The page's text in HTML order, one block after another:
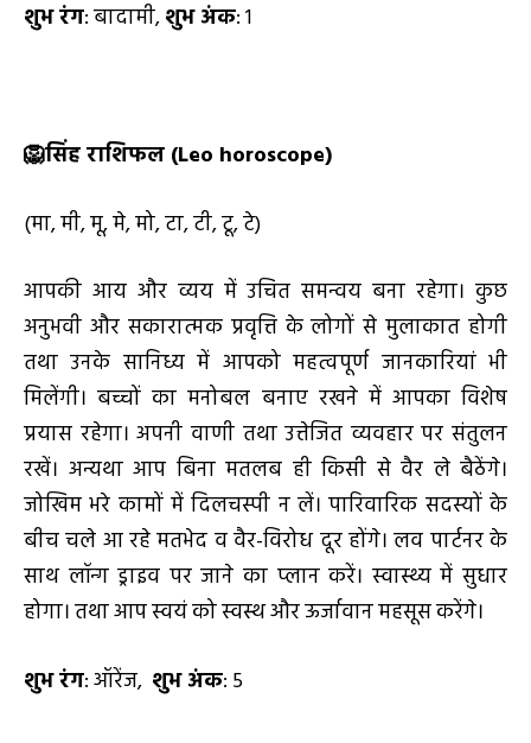
शुभ रंग: बादामी,शुभ अंक: 1
🦁सिंह राशिफल (Leo horoscope)
(मा, मी, मू, मे, मो, टा, टी, टू, टे)
आपकी आय और व्यय में उचित समन्वय बना रहेगा। कुछ
अनुभवी और सकारात्मक प्रवृत्ति के लोगों से मुलाकात होगी
तथा उनके सानिध्य में आपको महत्वपूर्ण जानकारियां भी
मिलेंगी। बच्चों का मनोबल बनाए रखने में आपका विशेष
प्रयास रहेगा। अपनी वाणी तथा उत्तेजित व्यवहार पर संतुलन
रखें। अन्यथा आप बिना मतलब ही किसी से वैर ले बैठेंगे।
जोखिम भरे कामों में दिलचस्पी न लें। पारिवारिक सदस्यों के
बीच चले आ रहे मतभेद व वैर-विरोध दूर होंगे। लव पार्टनर के
साथ लॉन्ग ड्राइव पर जाने का प्लान करें। स्वास्थ्य में सुधार
होगा। तथा आप स्वयं को स्वस्थ और ऊर्जावान महसूस करेंगे।
शुभ रंग: ऑरेंज, शुभ अंक: 5